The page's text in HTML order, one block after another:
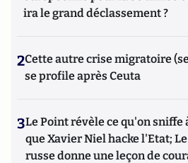
ira le grand déclassement ?
2Cette autre crise migratoire
se profile après Ceuta
3Le Point révèle ce qu'on sniffe
que Xavier Niel hacke l'Etat;
russe donne une leçon de